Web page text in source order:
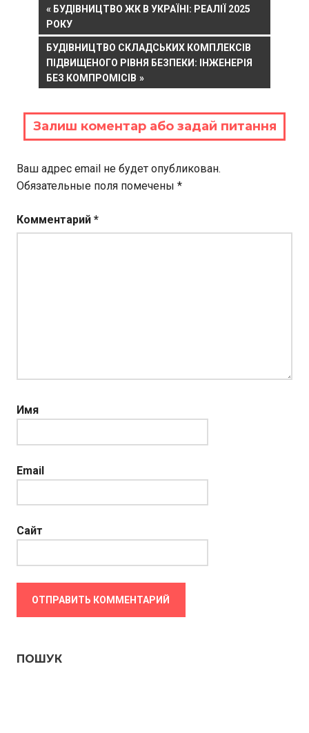
Навигация
по
записям
PREVIOUS
POST:
БУДІВНИЦТВО ЖК В УКРАЇНІ: РЕАЛІЇ 2025
РОКУ
NEXT
POST:
БУДІВНИЦТВО СКЛАДСЬКИХ КОМПЛЕКСІВ
ПІДВИЩЕНОГО РІВНЯ БЕЗПЕКИ: ІНЖЕНЕРІЯ
БЕЗ КОМПРОМІСІВ
Залиш коментар або задай питання
Ваш адрес email не будет опубликован.
Обязательные поля помечены *
Комментарий *
Имя
Email
Сайт
ПОШУК